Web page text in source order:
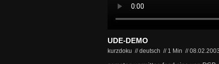
UDE-DEMO
kurzdoku // deutsch // 1 Min //